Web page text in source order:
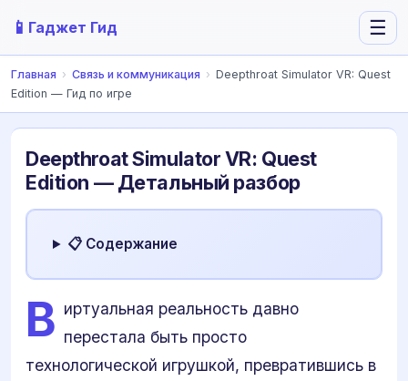
📱 Гаджет Гид ☰
Главная › Связь и коммуникация › Deepthroat Simulator VR: Quest
Edition — Гид по игре
Deepthroat Simulator VR: Quest
Edition — Детальный разбор
📋 Содержание
В иртуальная реальность давно
перестала быть просто
технологической игрушкой, превратившись в